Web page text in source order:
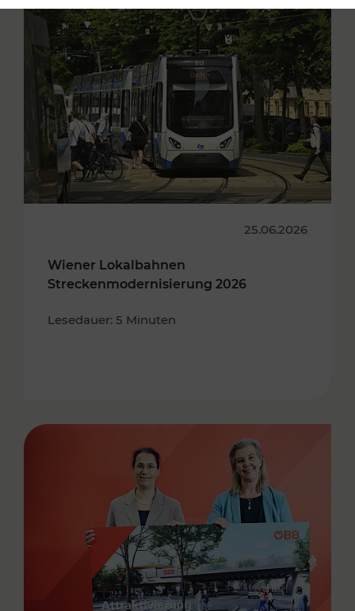
25.06.2026
Wiener Lokalbahnen
Streckenmodernisierung 2026
Lesedauer: 5 Minuten